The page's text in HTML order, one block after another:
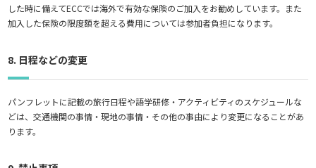
した時に備えてECCでは海外で有効な保険のご加入をお勧めしています。また
加入した保険の限度額を超える費用については参加者負担になります。
8. 日程などの変更
パンフレットに記載の旅行日程や語学研修・アクティビティのスケジュールな
どは、交通機関の事情・現地の事情・その他の事由により変更になることがあ
ります。